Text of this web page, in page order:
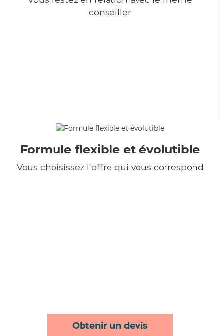
conseiller
Formule flexible et évolutible
Vous choisissez l'offre qui vous correspond
Obtenir un devis